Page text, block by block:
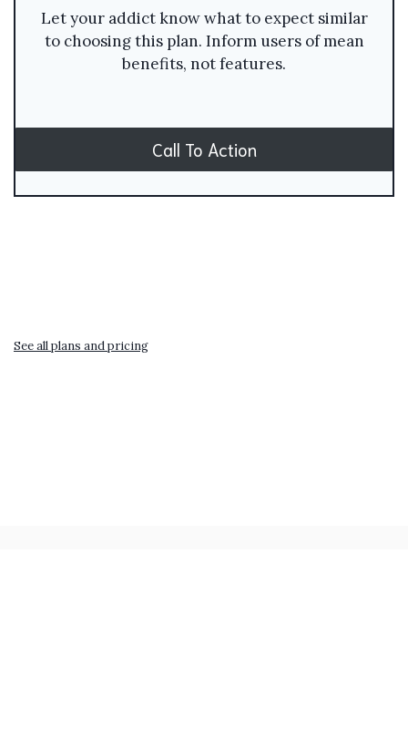
Let your addict know what to expect similar
to choosing this plan. Inform users of mean
benefits, not features.
Call To Action
See all plans and pricing